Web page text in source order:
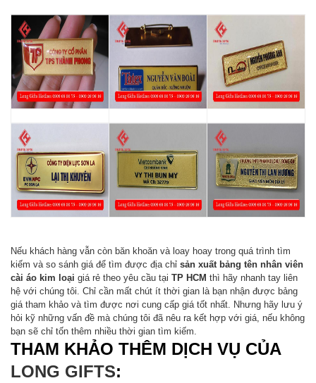
Nếu khách hàng vẫn còn băn khoăn và loay hoay trong quá trình tìm
kiếm và so sánh giá để tìm được địa chỉ sản xuất bảng tên nhân viên
cài áo kim loại giá rẻ theo yêu cầu tại TP HCM thì hãy nhanh tay liên
hệ với chúng tôi. Chỉ cần mất chút ít thời gian là bạn nhận được bảng
giá tham khảo và tìm được nơi cung cấp giá tốt nhất. Nhưng hãy lưu ý
hỏi kỹ những vấn đề mà chúng tôi đã nêu ra kết hợp với giá, nếu không
bạn sẽ chỉ tốn thêm nhiều thời gian tìm kiếm.
THAM KHẢO THÊM DỊCH VỤ CỦA
LONG GIFTS: